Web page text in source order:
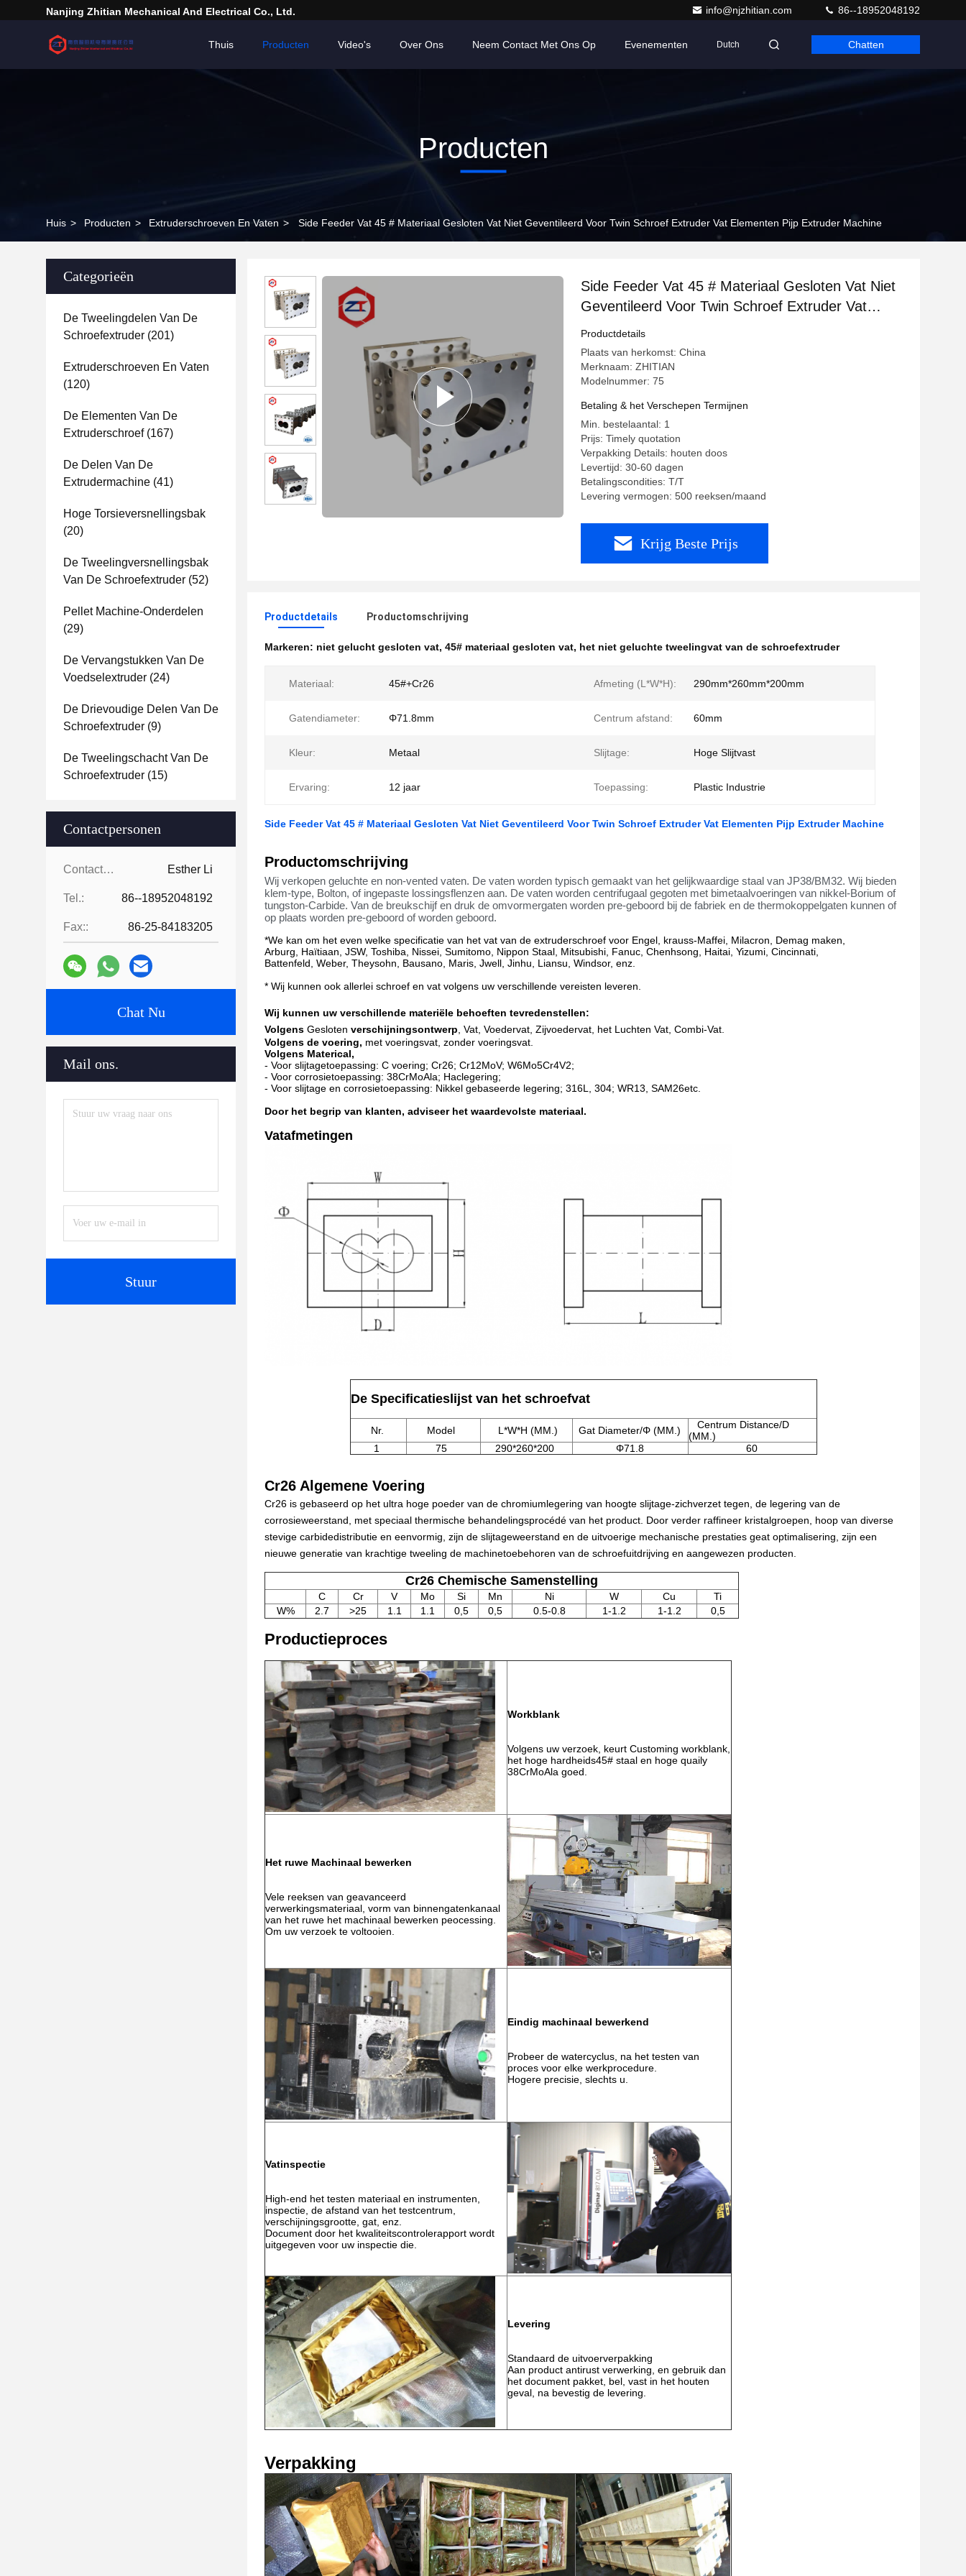
Nanjing Zhitian Mechanical And Electrical Co., Ltd. info@njzhitian.com 86--18952048192
Thuis Producten Video's Over Ons Neem Contact Met Ons Op Evenementen Dutch Chatten
Producten
Huis > Producten > Extruderschroeven En Vaten > Side Feeder Vat 45 # Materiaal Gesloten Vat Niet Geventileerd Voor Twin Schroef Extruder Vat Elementen Pijp Extruder Machine
Categorieën
De Tweelingdelen Van De
Schroefextruder (201)
Extruderschroeven En Vaten
(120)
De Elementen Van De
Extruderschroef(167)
De Delen Van De
Extrudermachine (41)
Hoge Torsieversnellingsbak
(20)
De Tweelingversnellingsbak
Van De Schroefextruder (52)
Pellet Machine-Onderdelen
(29)
De Vervangstukken Van De
Voedselextruder (24)
De Drievoudige Delen Van De
Schroefextruder (9)
De Tweelingschacht Van De
Schroefextruder (15)
Contactpersonen
Contactpersonen: Esther Li
Tel.: 86--18952048192
Fax:: 86-25-84183205
Chat Nu
Mail ons.
Stuur
Side Feeder Vat 45 # Materiaal Gesloten Vat Niet
Geventileerd Voor Twin Schroef Extruder Vat
Elementen Pijp Extruder Machine
Productdetails
Plaats van herkomst: China
Merknaam: ZHITIAN
Modelnummer: 75
Betaling & het Verschepen Termijnen
Min. bestelaantal: 1
Prijs: Timely quotation
Verpakking Details: houten doos
Levertijd: 30-60 dagen
Betalingscondities: T/T
Levering vermogen: 500 reeksen/maand
Krijg Beste Prijs
Productdetails Productomschrijving
Markeren: niet gelucht gesloten vat, 45# materiaal gesloten vat, het niet geluchte tweelingvat van de schroefextruder
Materiaal: 45#+Cr26 Afmeting (L*W*H): 290mm*260mm*200mm
Gatendiameter: Φ71.8mm Centrum afstand: 60mm
Kleur: Metaal Slijtage: Hoge Slijtvast
Ervaring: 12 jaar Toepassing: Plastic Industrie
Side Feeder Vat 45 # Materiaal Gesloten Vat Niet Geventileerd Voor Twin Schroef Extruder Vat Elementen Pijp Extruder Machine
Productomschrijving
Wij verkopen geluchte en non-vented vaten. De vaten worden typisch gemaakt van het gelijkwaardige staal van JP38/BM32. Wij bieden
klem-type, Bolton, of ingepaste lossingsflenzen aan. De vaten worden centrifugaal gegoten met bimetaalvoeringen van nikkel-Borium of
tungston-Carbide. Van de breukschijf en druk de omvormergaten worden pre-geboord bij de fabriek en de thermokoppelgaten kunnen of
op plaats worden pre-geboord of worden geboord.
*We kan om het even welke specificatie van het vat van de extruderschroef voor Engel, krauss-Maffei, Milacron, Demag maken,
Arburg, Haïtiaan, JSW, Toshiba, Nissei, Sumitomo, Nippon Staal, Mitsubishi, Fanuc, Chenhsong, Haitai, Yizumi, Cincinnati,
Battenfeld, Weber, Theysohn, Bausano, Maris, Jwell, Jinhu, Liansu, Windsor, enz.
* Wij kunnen ook allerlei schroef en vat volgens uw verschillende vereisten leveren.
Wij kunnen uw verschillende materiële behoeften tevredenstellen:
Volgens Gesloten verschijningsontwerp , Vat, Voedervat, Zijvoedervat, het Luchten Vat, Combi-Vat.
Volgens de voering, met voeringsvat, zonder voeringsvat.
Volgens Materical,
- Voor slijtagetoepassing: C voering; Cr26; Cr12MoV; W6Mo5Cr4V2;
- Voor corrosietoepassing: 38CrMoAla; Haclegering;
- Voor slijtage en corrosietoepassing: Nikkel gebaseerde legering; 316L, 304; WR13, SAM26etc.
Door het begrip van klanten, adviseer het waardevolste materiaal.
Vatafmetingen
De Specificatieslijst van het schroefvat
Nr. Model L*W*H (MM.) Gat Diameter/Φ (MM.)
Centrum Distance/D
(MM.)
1
75 290*260*200 Φ71.8 60
Cr26 Algemene Voering
Cr26 is gebaseerd op het ultra hoge poeder van de chromiumlegering van hoogte slijtage-zichverzet tegen, de legering van de
corrosieweerstand, met speciaal thermische behandelingsprocédé van het product. Door verder raffineer kristalgroepen, hoop van diverse
stevige carbidedistributie en eenvormig, zijn de slijtageweerstand en de uitvoerige mechanische prestaties geat optimalisering, zijn een
nieuwe generatie van krachtige tweeling de machinetoebehoren van de schroefuitdrijving en aangewezen producten.
Cr26 Chemische Samenstelling
C Cr V Mo Si Mn Ni W Cu
Ti
W%
2.7 >25 1.1 1.1 0,5 0,5 0.5-0.8 1-1.2 1-1.2 0,5
Productieproces
Workblank
Volgens uw verzoek, keurt Customing workblank,
het hoge hardheids45# staal en hoge quaily
38CrMoAla goed.
Het ruwe Machinaal bewerken
Vele reeksen van geavanceerd
verwerkingsmateriaal, vorm van binnengatenkanaal
van het ruwe het machinaal bewerken peocessing.
Om uw verzoek te voltooien.
Eindig machinaal bewerkend
Probeer de watercyclus, na het testen van
proces voor elke werkprocedure.
Hogere precisie, slechts u.
Vatinspectie
High-end het testen materiaal en instrumenten,
inspectie, de afstand van het testcentrum,
verschijningsgrootte, gat, enz.
Document door het kwaliteitscontrolerapport wordt
uitgegeven voor uw inspectie die.
Levering
Standaard de uitvoerverpakking
Aan product antirust verwerking, en gebruik dan
het document pakket, bel, vast in het houten
geval, na bevestig de levering.
Verpakking